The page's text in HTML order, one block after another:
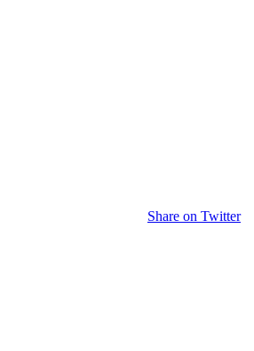
Share on Twitter